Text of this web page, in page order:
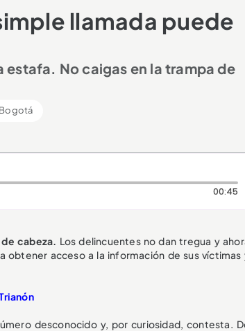
llamada puede
estafa. No caigas en la trampa de
00:45
cabeza. Los delincuentes no dan tregua y
obtener acceso a la información de sus víctimas
desconocido y, por curiosidad, contesta.